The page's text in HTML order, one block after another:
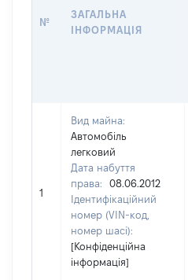
№
ЗАГАЛЬНА
ІНФОРМАЦІЯ
1
Вид майна:
Автомобіль
легковий
Дата набуття
права:
08.06.2012
Ідентифікаційний
номер (VIN-код,
номер шасі):
[Конфіденційна
інформація]